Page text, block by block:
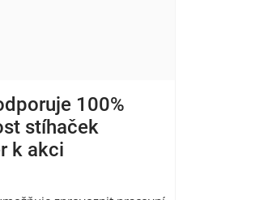
100%
stíhaček
k akci